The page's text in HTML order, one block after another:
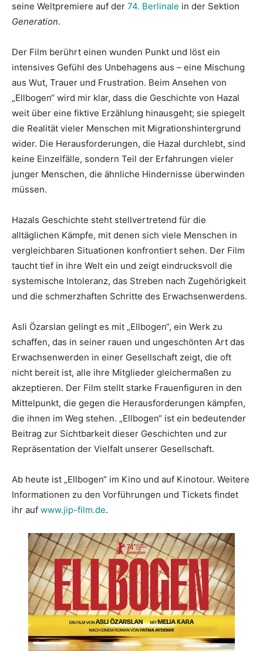
seine Weltpremiere auf der 74. Berlinale in der Sektion
Generation.
Der Film berührt einen wunden Punkt und löst ein
intensives Gefühl des Unbehagens aus – eine Mischung
aus Wut, Trauer und Frustration. Beim Ansehen von
„Ellbogen“ wird mir klar, dass die Geschichte von Hazal
weit über eine fiktive Erzählung hinausgeht; sie spiegelt
die Realität vieler Menschen mit Migrationshintergrund
wider. Die Herausforderungen, die Hazal durchlebt, sind
keine Einzelfälle, sondern Teil der Erfahrungen vieler
junger Menschen, die ähnliche Hindernisse überwinden
müssen.
Hazals Geschichte steht stellvertretend für die
alltäglichen Kämpfe, mit denen sich viele Menschen in
vergleichbaren Situationen konfrontiert sehen. Der Film
taucht tief in ihre Welt ein und zeigt eindrucksvoll die
systemische Intoleranz, das Streben nach Zugehörigkeit
und die schmerzhaften Schritte des Erwachsenwerdens.
Asli Özarslan gelingt es mit „Ellbogen“, ein Werk zu
schaffen, das in seiner rauen und ungeschönten Art das
Erwachsenwerden in einer Gesellschaft zeigt, die oft
nicht bereit ist, alle ihre Mitglieder gleichermaßen zu
akzeptieren. Der Film stellt starke Frauenfiguren in den
Mittelpunkt, die gegen die Herausforderungen kämpfen,
die ihnen im Weg stehen. „Ellbogen“ ist ein bedeutender
Beitrag zur Sichtbarkeit dieser Geschichten und zur
Repräsentation der Vielfalt unserer Gesellschaft.
Ab heute ist „Ellbogen“ im Kino und auf Kinotour. Weitere
Informationen zu den Vorführungen und Tickets findet
ihr auf www.jip-film.de.